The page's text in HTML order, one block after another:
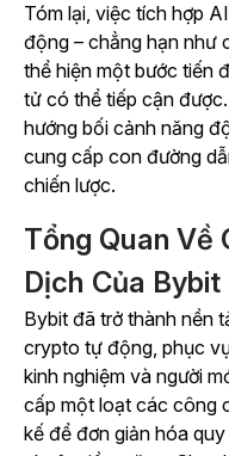
Tóm lại, việc tích hợp
động – chẳng hạn như
thể hiện một bước tiến
tử có thể tiếp cận
hướng bối cảnh năng
cung cấp con đường
chiến lược.
Tổng Quan Về
Dịch Của Bybit
Bybit đã trở thành nền
crypto tự động, phục
kinh nghiệm và người
cấp một loạt các công
kế để đơn giản hóa